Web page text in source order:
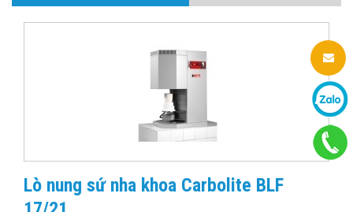
Lò nung sứ nha khoa Carbolite BLF